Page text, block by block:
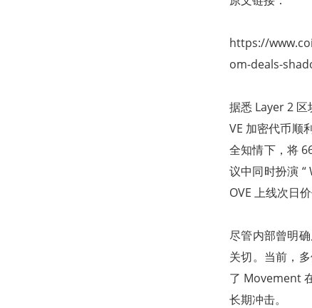
https://
om-deals-
据悉 Layer 2
VE 加密代币顺
全知情下，将
议中同时扮演 “
OVE 上线次日
尽管内部曾明
关切。当前，
了 Movement
长期冲击。